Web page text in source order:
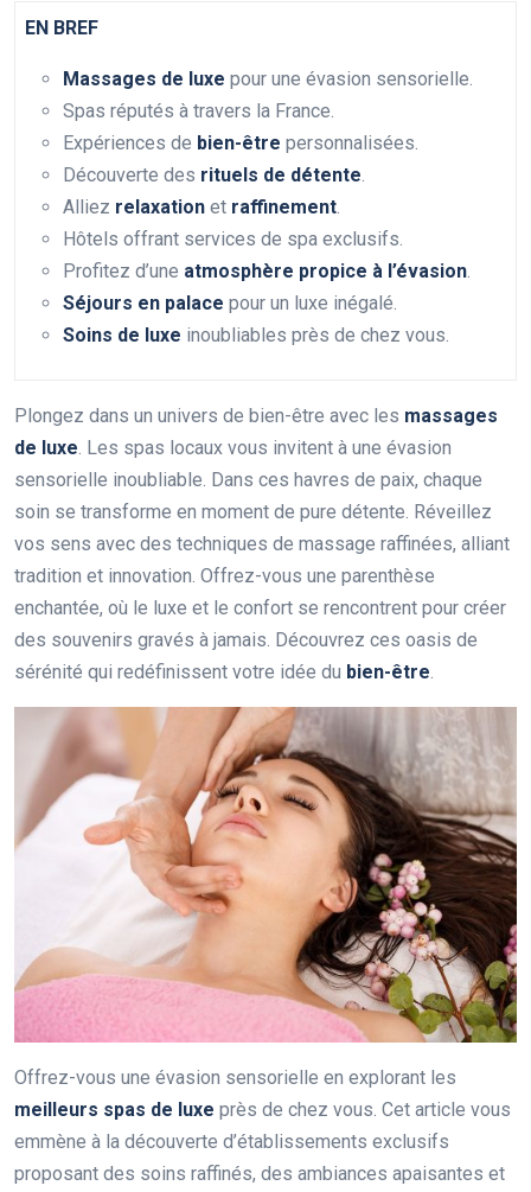
EN BREF
Massages de luxe pour une évasion sensorielle.
Spas réputés à travers la France.
Expériences de bien-être personnalisées.
Découverte des rituels de détente.
Alliez relaxation et raffinement.
Hôtels offrant services de spa exclusifs.
Profitez d’une atmosphère propice à l’évasion.
Séjours en palace pour un luxe inégalé.
Soins de luxe inoubliables près de chez vous.
Plongez dans un univers de bien-être avec les massages
de luxe. Les spas locaux vous invitent à une évasion
sensorielle inoubliable. Dans ces havres de paix, chaque
soin se transforme en moment de pure détente. Réveillez
vos sens avec des techniques de massage raffinées, alliant
tradition et innovation. Offrez-vous une parenthèse
enchantée, où le luxe et le confort se rencontrent pour créer
des souvenirs gravés à jamais. Découvrez ces oasis de
sérénité qui redéfinissent votre idée du bien-être.
Offrez-vous une évasion sensorielle en explorant les
meilleurs spas de luxe près de chez vous. Cet article vous
emmène à la découverte d’établissements exclusifs
proposant des soins raffinés, des ambiances apaisantes et